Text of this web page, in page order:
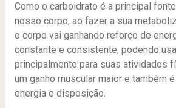
Como o carboidrato é a principal
nosso corpo, ao fazer a sua
o corpo vai ganhando reforço de
constante e consistente, podendo
principalmente para suas atividades
um ganho muscular maior e também
energia e disposição.